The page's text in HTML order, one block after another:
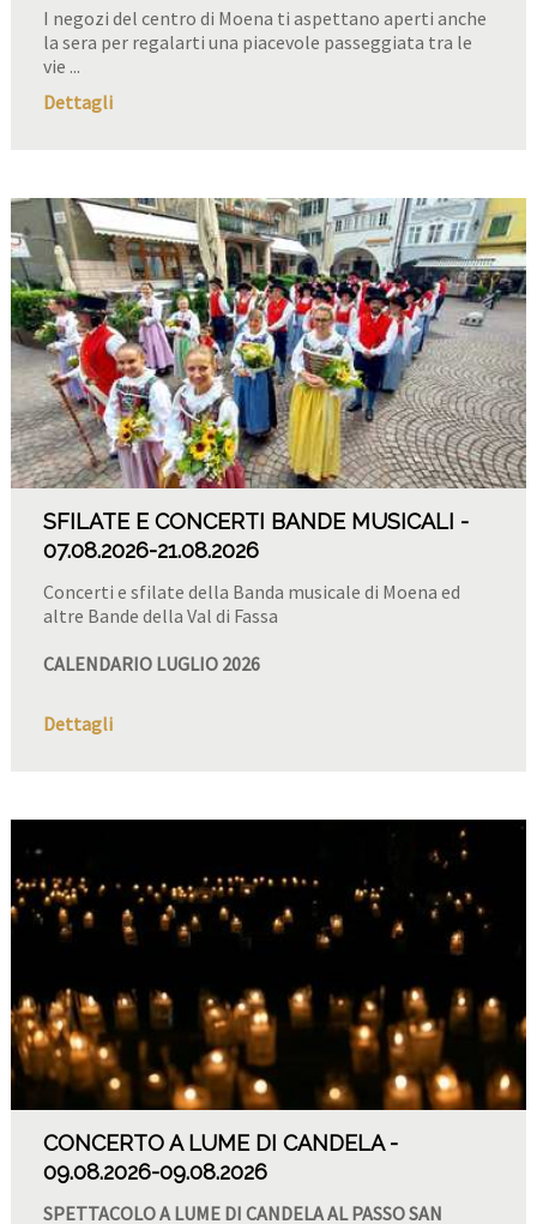
I negozi del centro di Moena ti aspettano aperti anche
la sera per regalarti una piacevole passeggiata tra le
vie ...
Dettagli
SFILATE E CONCERTI BANDE MUSICALI
07.08.2026-21.08.2026
Concerti e sfilate della Banda musicale di Moena ed
altre Bande della Val di Fassa
CALENDARIO LUGLIO 2026
Dettagli
CONCERTO A LUME DI CANDELA
09.08.2026-09.08.2026
SPETTACOLO A LUME DI CANDELA AL PASSO SAN